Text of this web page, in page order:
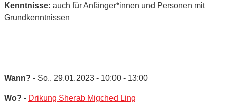
Kenntnisse: auch für Anfänger*innen und Personen mit
Grundkenntnissen
Wann? - So.. 29.01.2023 - 10:00 - 13:00
Wo? - Drikung Sherab Migched Ling